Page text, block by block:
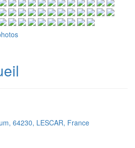
64230, LESCAR, France